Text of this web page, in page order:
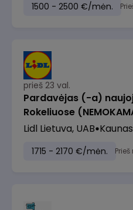
1500 - 2500 €/mėn.
prieš 23 val.
Pardavėjas (-a)
Rokeliuose
Lidl Lietuva, UAB Kaunas
1715 - 2170 €/mėn.